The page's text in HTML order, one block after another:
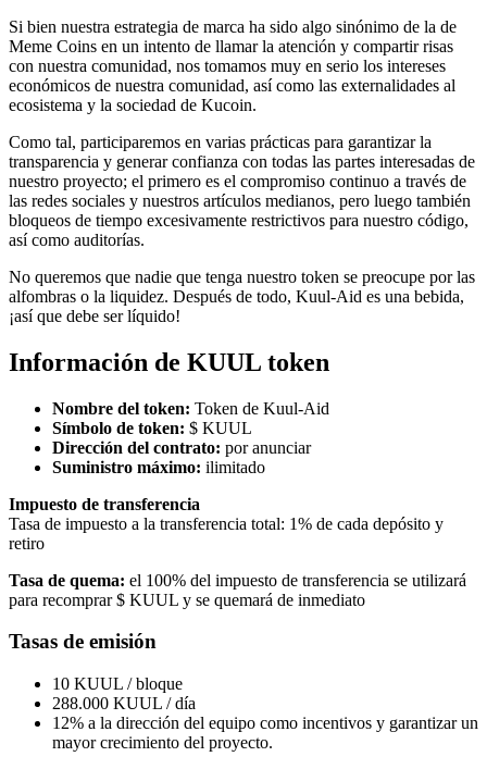
Si bien nuestra estrategia de marca ha sido algo sinónimo de la de
Meme Coins en un intento de llamar la atención y compartir risas
con nuestra comunidad, nos tomamos muy en serio los intereses
económicos de nuestra comunidad, así como las externalidades al
ecosistema y la sociedad de Kucoin.
Como tal, participaremos en varias prácticas para garantizar la
transparencia y generar confianza con todas las partes interesadas de
nuestro proyecto; el primero es el compromiso continuo a través de
las redes sociales y nuestros artículos medianos, pero luego también
bloqueos de tiempo excesivamente restrictivos para nuestro código,
así como auditorías.
No queremos que nadie que tenga nuestro token se preocupe por las
alfombras o la liquidez. Después de todo, Kuul-Aid es una bebida,
¡así que debe ser líquido!
Información de KUUL token
Nombre del token: Token de Kuul-Aid
Símbolo de token: $ KUUL
Dirección del contrato: por anunciar
Suministro máximo: ilimitado
Impuesto de transferencia
Tasa de impuesto a la transferencia total: 1% de cada depósito y
retiro
Tasa de quema: el 100% del impuesto de transferencia se utilizará
para recomprar $ KUUL y se quemará de inmediato
Tasas de emisión
10 KUUL / bloque
288.000 KUUL / día
12% a la dirección del equipo como incentivos y garantizar un
mayor crecimiento del proyecto.